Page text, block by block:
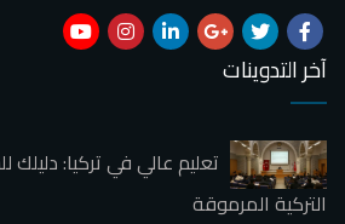
آخر التدوينات
تعليم عالي في تركيا:
التركية المرموقة